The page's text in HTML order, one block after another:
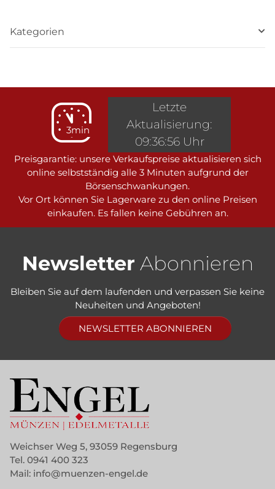
Kategorien
3min
Preisgarantie: unsere Verkaufspreise aktualisieren sich
online selbstständig alle 3 Minuten aufgrund der
Börsenschwankungen.
Vor Ort können Sie Lagerware zu den online Preisen
einkaufen. Es fallen keine Gebühren an.
Letzte
Aktualisierung:
09:36:56 Uhr
Newsletter Abonnieren
Bleiben Sie auf dem laufenden und verpassen Sie keine
Neuheiten und Angeboten!
NEWSLETTER ABONNIEREN
Weichser Weg 5, 93059 Regensburg
Tel. 0941 400 323
Mail: info@muenzen-engel.de